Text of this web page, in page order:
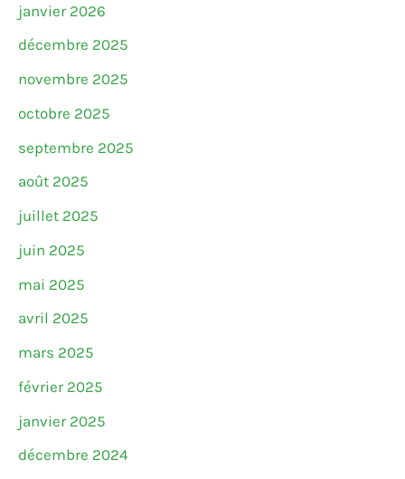
janvier 2026
décembre 2025
novembre 2025
octobre 2025
septembre 2025
août 2025
juillet 2025
juin 2025
mai 2025
avril 2025
mars 2025
février 2025
janvier 2025
décembre 2024